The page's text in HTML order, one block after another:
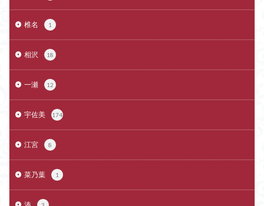
椎名 1
相沢 18
一瀬 12
宇佐美 174
江宮 8
菜乃葉 1